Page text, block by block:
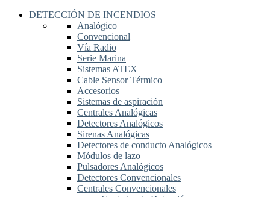
DETECCIÓN DE INCENDIOS
Analógico
Convencional
Vía Radio
Serie Marina
Sistemas ATEX
Cable Sensor Térmico
Accesorios
Sistemas de aspiración
Centrales Analógicas
Detectores Analógicos
Sirenas Analógicas
Detectores de conducto Analógicos
Módulos de lazo
Pulsadores Analógicos
Detectores Convencionales
Centrales Convencionales